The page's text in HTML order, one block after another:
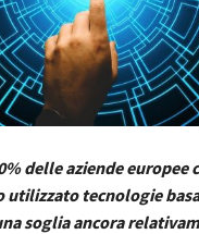
delle aziende europee
utilizzato tecnologie
soglia ancora